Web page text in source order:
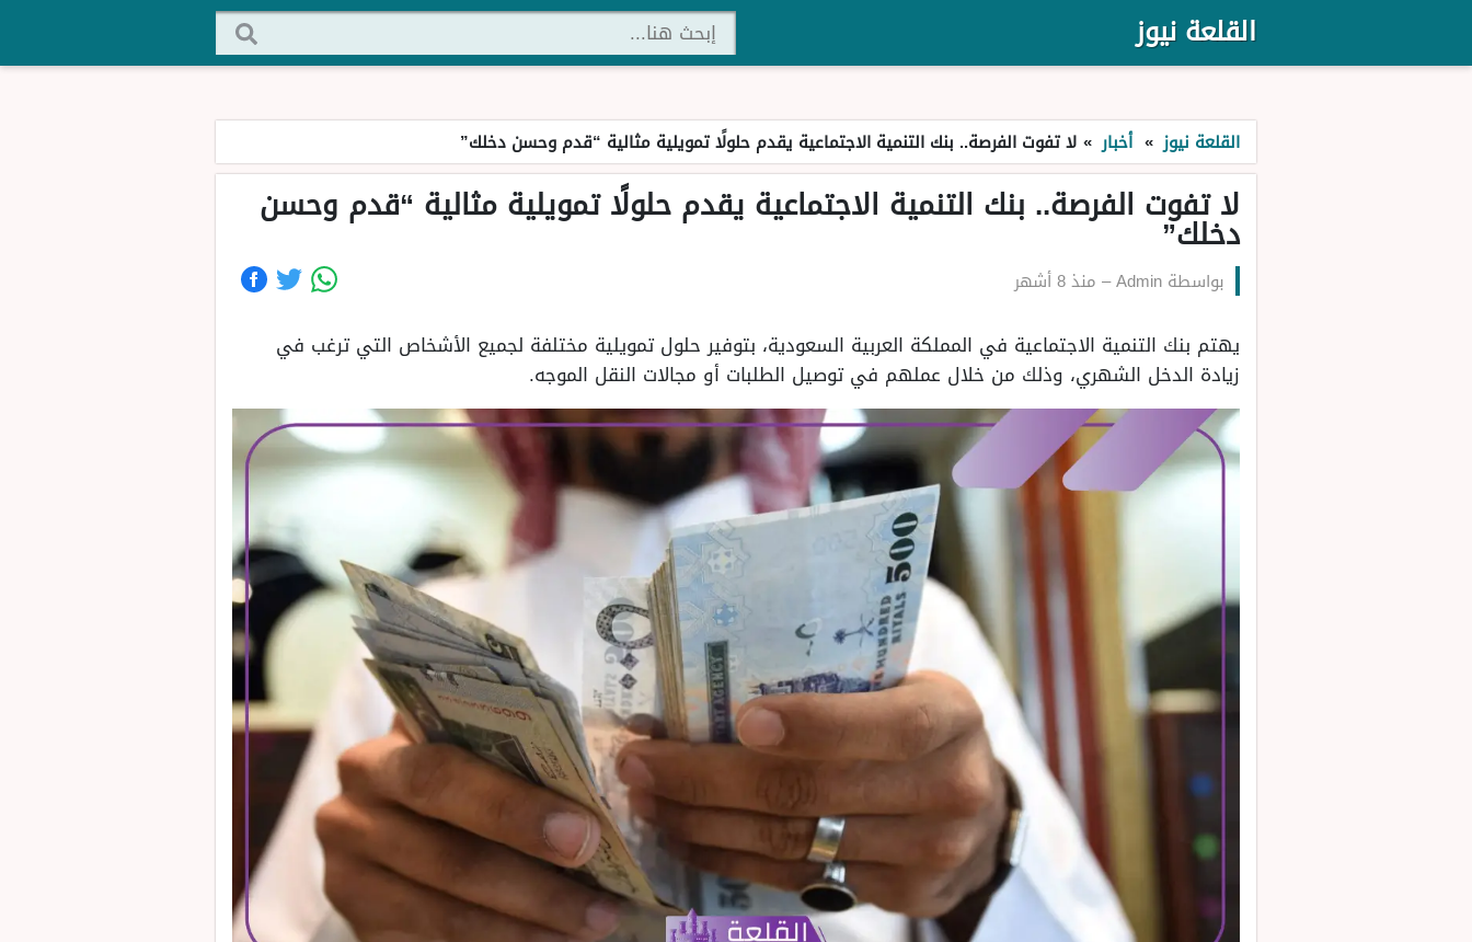
القلعة نيوز
القلعة نيوز » أخبار » لا تفوت الفرصة.. بنك التنمية الاجتماعية يقدم حلولًا تمويلية مثالية “قدم وحسن دخلك”
لا تفوت الفرصة.. بنك التنمية الاجتماعية يقدم حلولًا تمويلية مثالية “قدم وحسن
دخلك”
بواسطة Admin
– منذ 8 أشهر
يهتم بنك التنمية الاجتماعية في المملكة العربية السعودية، بتوفير حلول تمويلية مختلفة لجميع الأشخاص التي ترغب في
زيادة الدخل الشهري، وذلك من خلال عملهم في توصيل الطلبات أو مجالات النقل الموجه.